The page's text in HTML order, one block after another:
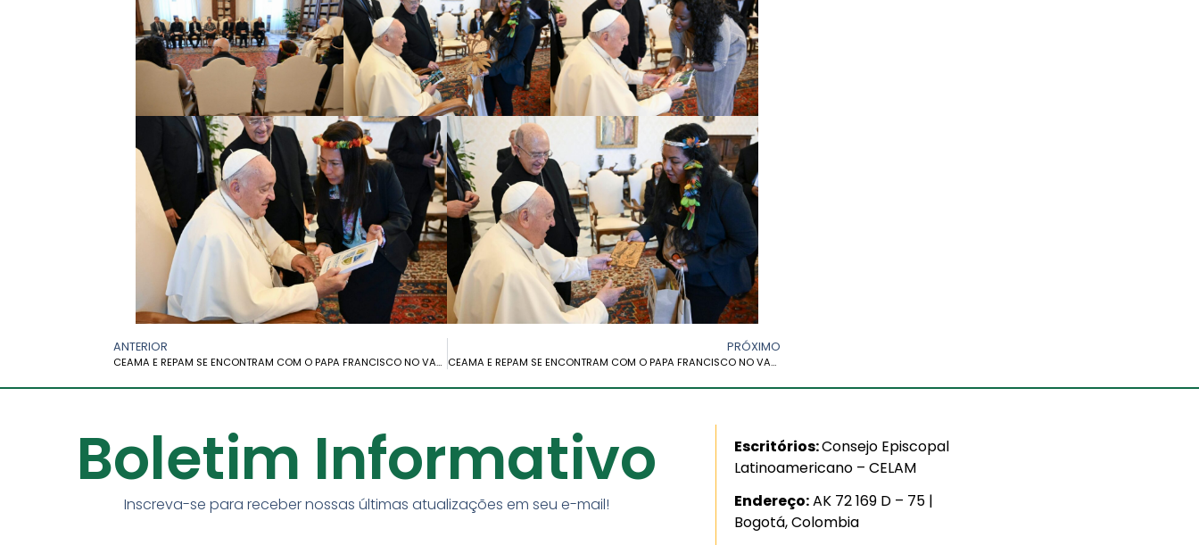
ANTERIOR
CEAMA E REPAM SE ENCONTRAM COM O PAPA FRANCISCO NO VATICANO
PRÓXIMO
CEAMA E REPAM SE ENCONTRAM COM O PAPA FRANCISCO NO VATICANO
Boletim Informativo
Inscreva-se para receber nossas últimas atualizações em seu e-mail!
Escritórios:Consejo Episcopal
Latinoamericano – CELAM
Endereço:AK 72 169 D – 75 |
Bogotá, Colombia